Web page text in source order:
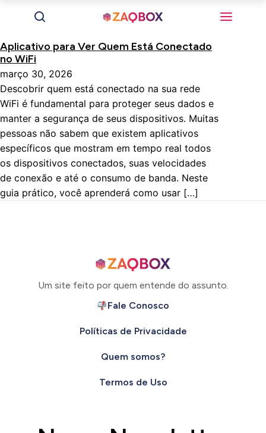
Aplicativo para Ver Quem Está Conectado
no WiFi
março 30, 2026
Descobrir quem está conectado na sua rede
WiFi é fundamental para proteger seus dados e
manter a segurança de seus dispositivos. Muitas
pessoas não sabem que existem aplicativos
específicos que mostram em tempo real todos
os dispositivos conectados, suas velocidades
de conexão e até o consumo de banda. Neste
guia prático, você aprenderá como usar […]
Um site feito por quem entende do assunto.
Fale Conosco
Políticas de Privacidade
Quem somos?
Termos de Uso